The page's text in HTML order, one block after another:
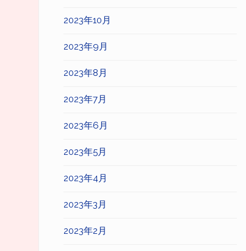
2023年10月
2023年9月
2023年8月
2023年7月
2023年6月
2023年5月
2023年4月
2023年3月
2023年2月